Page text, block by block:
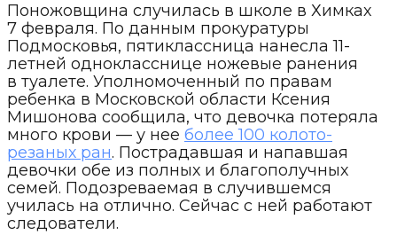
Поножовщина случилась в школе в Химках
7 февраля. По данным прокуратуры
Подмосковья, пятиклассница нанесла 11-
летней однокласснице ножевые ранения
в туалете. Уполномоченный по правам
ребенка в Московской области Ксения
Мишонова сообщила, что девочка потеряла
много крови — у нее более 100 колото-
резаных ран. Пострадавшая и напавшая
девочки обе из полных и благополучных
семей. Подозреваемая в случившемся
училась на отлично. Сейчас с ней работают
следователи.